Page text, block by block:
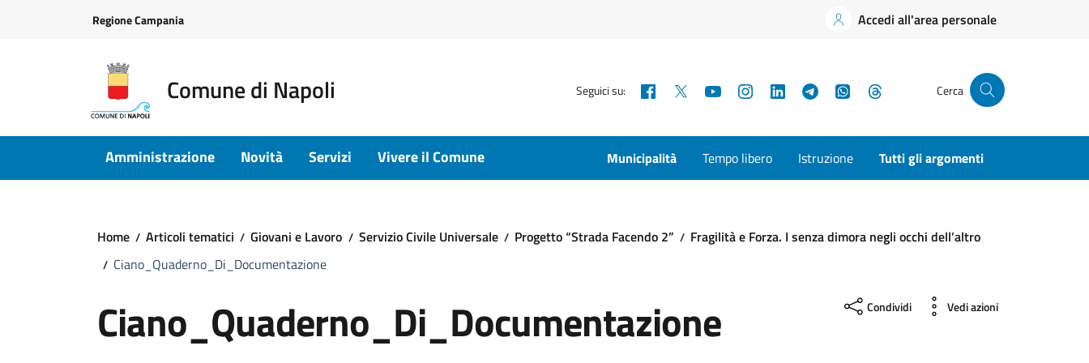
Regione Campania Accedi all'area personale
Comune di Napoli Seguici su: Facebook YouTubeInstagramLinkedInTelegramWhatsApp Cerca
Amministrazione Novità Servizi Vivere il Comune Municipalità Tempo libero Istruzione Tutti gli argomenti
Home Articoli tematici Giovani e Lavoro Servizio Civile Universale Progetto “Strada Facendo 2”
Fragilità e Forza. I senza dimora negli occhi dell’altro
Ciano_Quaderno_Di_Documentazione
Ciano_Quaderno_Di_Documentazione Condividi Vedi azioni